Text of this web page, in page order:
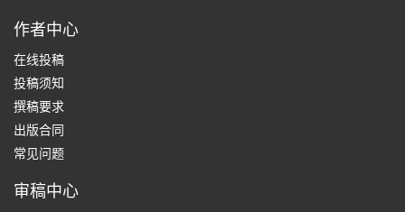
作者中心
在线投稿
投稿须知
撰稿要求
出版合同
常见问题
审稿中心